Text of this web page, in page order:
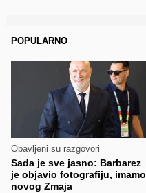
POPULARNO
Obavljeni su razgovori
Sada je sve jasno: Barbarez
je objavio fotografiju, imamo
novog Zmaja